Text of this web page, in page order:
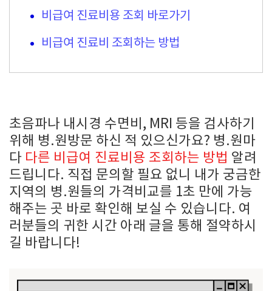
비급여 진료비용 조회 바로가기
비급여 진료비 조회하는 방법
초음파나 내시경 수면비, MRI 등을 검사하기
위해 병.원방문 하신 적 있으신가요? 병.원마
다 다른 비급여 진료비용 조회하는 방법 알려
드립니다. 직접 문의할 필요 없니 내가 궁금한
지역의 병.원들의 가격비교를 1초 만에 가능
해주는 곳 바로 확인해 보실 수 있습니다. 여
러분들의 귀한 시간 아래 글을 통해 절약하시
길 바랍니다!